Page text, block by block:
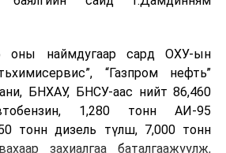
оны наймдугаар сард ОХУ-ын
“Газпром нефть”
БНХАУ, БНСУ-аас нийт 86,460
1,280 тонн АИ-95
тонн дизель түлш, 7,000 тонн
захиалгаа баталгаажуулж,